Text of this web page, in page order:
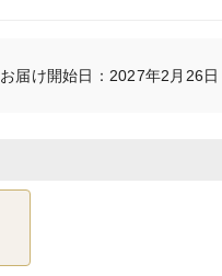
お届け開始日：2027年2月26日